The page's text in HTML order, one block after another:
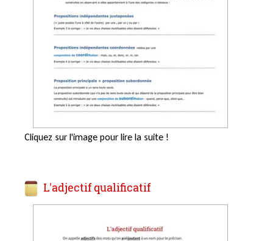
Cliquez sur l'image pour lire la suite !
L'adjectif qualificatif